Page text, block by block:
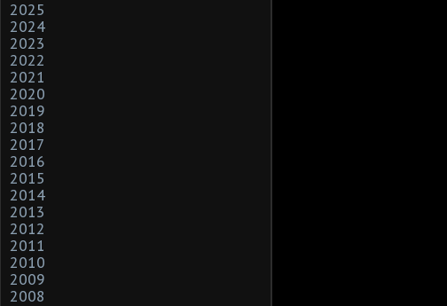
2025
2024
2023
2022
2021
2020
2019
2018
2017
2016
2015
2014
2013
2012
2011
2010
2009
2008